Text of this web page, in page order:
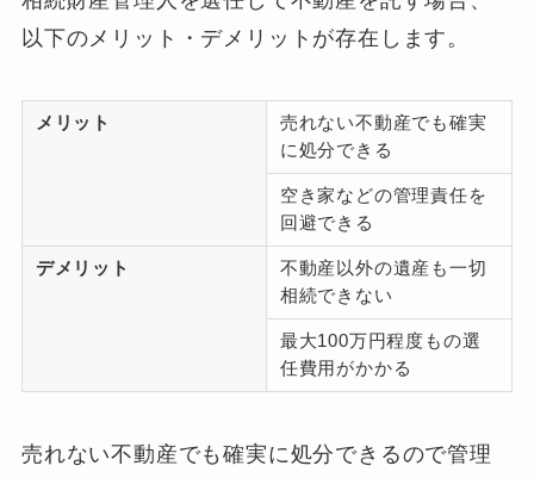
以下のメリット・デメリットが存在します。
メリット
売れない不動産でも確実
に処分できる
空き家などの管理責任を
回避できる
デメリット
不動産以外の遺産も一切
相続できない
最大100万円程度もの選
任費用がかかる
売れない不動産でも確実に処分できるので管理